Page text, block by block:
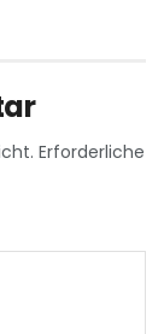
Erforderliche